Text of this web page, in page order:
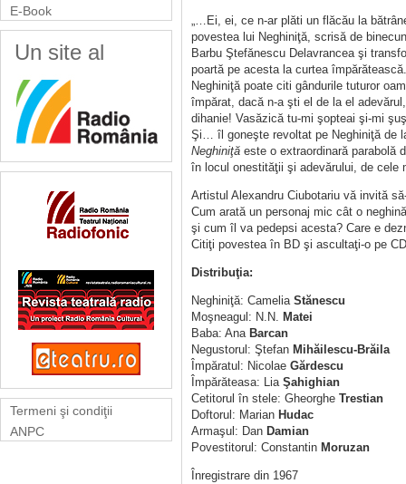
E-Book
Un site al
Termeni şi condiţii
ANPC
„…Ei, ei, ce n-ar plăti un flăcău la
povestea lui Neghiniţă, scrisă de
Barbu Ştefănescu Delavrancea şi
poartă pe acesta la curtea
Neghiniţă poate citi gândurile tuturor
împărat, dacă n-a şti el de la el
dihanie! Vasăzică tu-mi şopteai şi-mi
Şi… îl goneşte revoltat pe Neghiniţă de
Neghiniţă este o extraordinară parabolă
în locul onestităţii şi adevărului, de cele
Artistul Alexandru Ciubotariu vă invită
Cum arată un personaj mic cât o
şi cum îl va pedepsi acesta? Care e
Citiţi povestea în BD şi ascultaţi-o pe
Distribuţia:
Neghiniţă: Camelia Stănescu
Moşneagul: N.N. Matei
Baba: Ana Barcan
Negustorul: Ştefan Mihăilescu-Brăila
Împăratul: Nicolae Gărdescu
Împărăteasa: Lia Şahighian
Cetitorul în stele: Gheorghe Trestian
Doftorul: Marian Hudac
Armaşul: Dan Damian
Povestitorul: Constantin Moruzan
Înregistrare din 1967